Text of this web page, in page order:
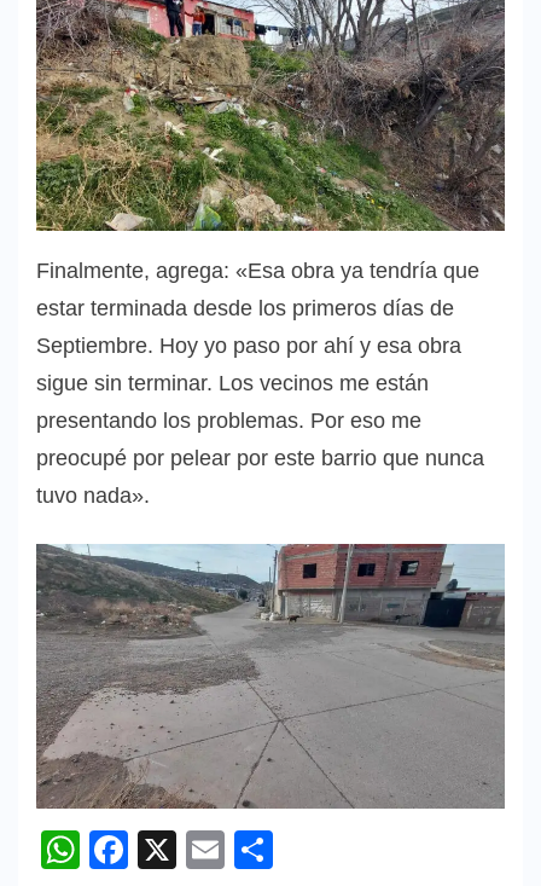
Finalmente, agrega: «Esa obra ya tendría que
estar terminada desde los primeros días de
Septiembre. Hoy yo paso por ahí y esa obra
sigue sin terminar. Los vecinos me están
presentando los problemas. Por eso me
preocupé por pelear por este barrio que nunca
tuvo nada».
WhatsApp
Facebook
X Email